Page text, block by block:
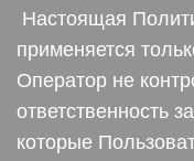
Настоящая
применяется
Оператор не
ответственность
которые